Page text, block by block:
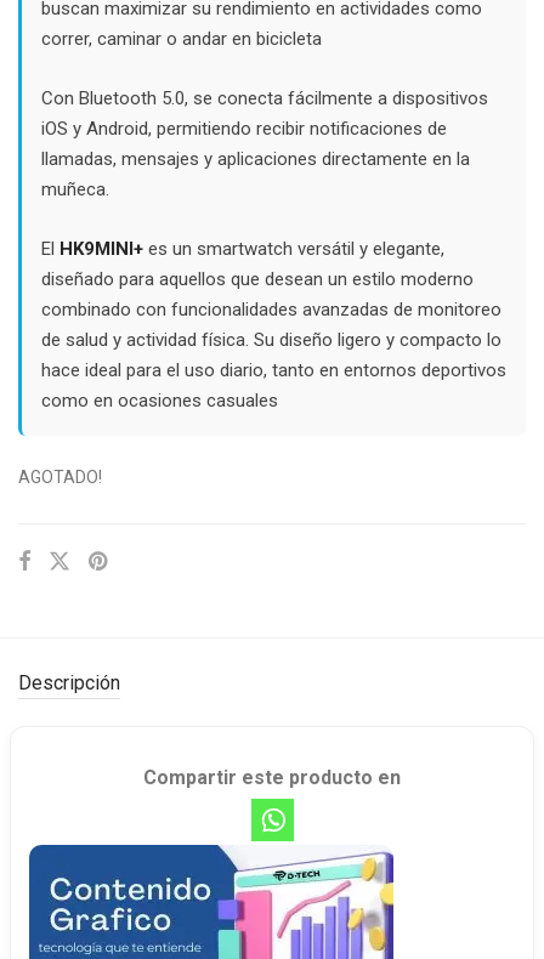
buscan maximizar su rendimiento en actividades como
correr, caminar o andar en bicicleta
Con Bluetooth 5.0, se conecta fácilmente a dispositivos
iOS y Android, permitiendo recibir notificaciones de
llamadas, mensajes y aplicaciones directamente en la
muñeca.
El HK9MINI+ es un smartwatch versátil y elegante,
diseñado para aquellos que desean un estilo moderno
combinado con funcionalidades avanzadas de monitoreo
de salud y actividad física. Su diseño ligero y compacto lo
hace ideal para el uso diario, tanto en entornos deportivos
como en ocasiones casuales
AGOTADO!
Descripción
Compartir este producto en